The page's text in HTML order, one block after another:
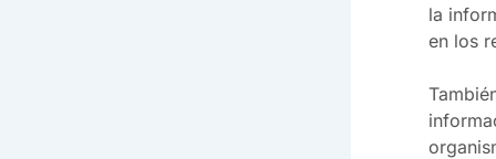
la
en los